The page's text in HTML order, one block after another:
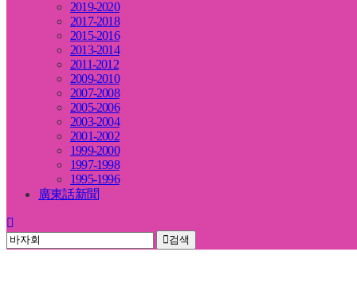
2019-2020
2017-2018
2015-2016
2013-2014
2011-2012
2009-2010
2007-2008
2005-2006
2003-2004
2001-2002
1999-2000
1997-1998
1995-1996
廣東話新聞
검색